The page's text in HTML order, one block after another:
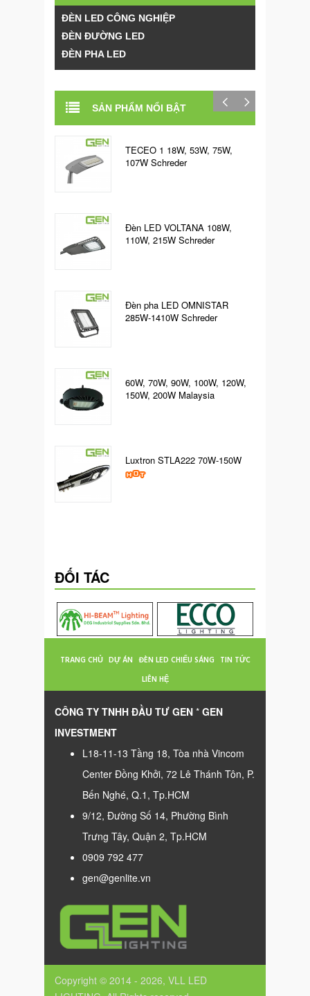
ĐÈN LED CÔNG NGHIỆP
ĐÈN ĐƯỜNG LED
ĐÈN PHA LED
SẢN PHẨM NỔI BẬT
TECEO 1 18W, 53W, 75W,
107W Schreder
Đèn LED VOLTANA 108W,
110W, 215W Schreder
Đèn pha LED OMNISTAR
285W-1410W Schreder
60W, 70W, 90W, 100W, 120W,
150W, 200W Malaysia
Luxtron STLA222 70W-150W
ĐỐI TÁC
TRANG CHỦ DỰ ÁN ĐÈN LED CHIẾU SÁNG TIN TỨC
LIÊN HỆ
CÔNG TY TNHH ĐẦU TƯ GEN * GEN
INVESTMENT
L18-11-13 Tầng 18, Tòa nhà Vincom
Center Đồng Khởi, 72 Lê Thánh Tôn, P.
Bến Nghé, Q.1, Tp.HCM
9/12, Đường Số 14, Phường Bình
Trưng Tây, Quận 2, Tp.HCM
0909 792 477
gen@genlite.vn
Copyright © 2014 - 2026, VLL LED